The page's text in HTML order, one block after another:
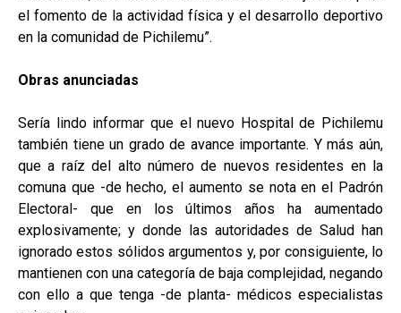
el fomento de la actividad física y el desarrollo deportivo
en la comunidad de Pichilemu”.
Obras anunciadas
Sería lindo informar que el nuevo Hospital de Pichilemu
también tiene un grado de avance importante. Y más aún,
que a raíz del alto número de nuevos residentes en la
comuna que -de hecho, el aumento se nota en el Padrón
Electoral- que en los últimos años ha aumentado
explosivamente; y donde las autoridades de Salud han
ignorado estos sólidos argumentos y, por consiguiente, lo
mantienen con una categoría de baja complejidad, negando
con ello a que tenga -de planta- médicos especialistas